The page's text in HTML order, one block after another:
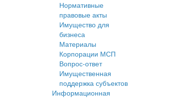
Нормативные
правовые акты
Имущество для
бизнеса
Материалы
Корпорации МСП
Вопрос-ответ
Имущественная
поддержка субъектов
Информационная